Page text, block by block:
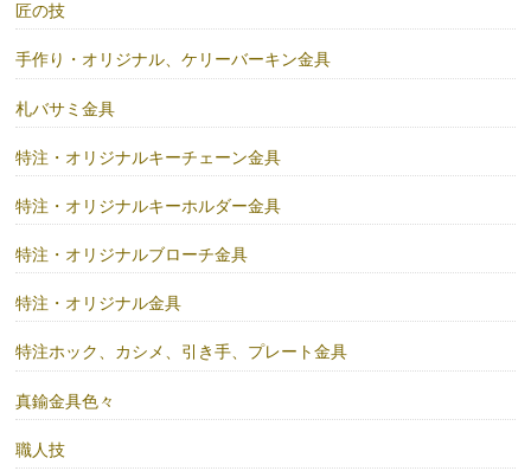
匠の技
手作り・オリジナル、ケリーバーキン金具
札バサミ金具
特注・オリジナルキーチェーン金具
特注・オリジナルキーホルダー金具
特注・オリジナルブローチ金具
特注・オリジナル金具
特注ホック、カシメ、引き手、プレート金具
真鍮金具色々
職人技